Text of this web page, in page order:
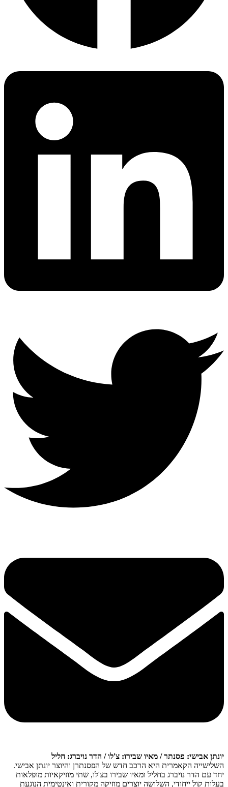
יונתן אבישי: פסנתר / מאיו שבירו: צ'לו / הדר נויברג: חליל
השלישייה הקאמרית היא הרכב חדש של הפסנתרן והיוצר יונתן אבישי.
יחד עם הדר נויברג בחליל ומאיו שבירו בצ'לו, שתי מוזיקאיות מופלאות
בעלות קול ייחודי, השלושה יוצרים מוזיקה מקורית ואינטימית הנוגעת